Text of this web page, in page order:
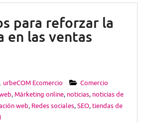
para reforzar la
en las ventas
urbeCOM Ecomercio
Comercio
,Márketing online, noticias, noticias de
web, Redes sociales,SEO, tiendas de